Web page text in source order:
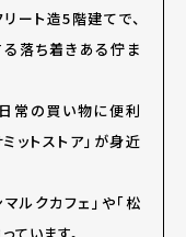
ート造5階建てで、
落ち着きある佇ま
常の買い物に便利
ットストア」が身近
ルクカフェ」や「松